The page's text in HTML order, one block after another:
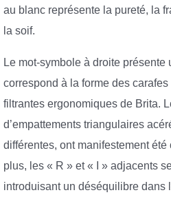
au blanc représente la pureté, la
la soif.
Le mot-symbole à droite
correspond à la forme des
filtrantes ergonomiques de Brita.
d’empattements triangulaires
différentes, ont manifestement
plus, les « R » et « I » adjacents
introduisant un déséquilibre dans